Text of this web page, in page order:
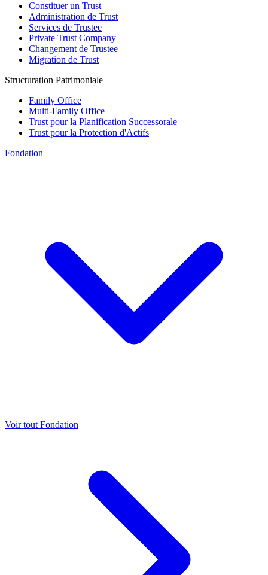
Constituer un Trust
Administration de Trust
Services de Trustee
Private Trust Company
Changement de Trustee
Migration de Trust
Structuration Patrimoniale
Family Office
Multi-Family Office
Trust pour la Planification Successorale
Trust pour la Protection d'Actifs
Fondation
Voir tout Fondation